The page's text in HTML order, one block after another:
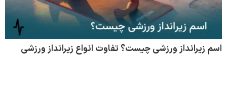
اسم زیرانداز ورزشی چیست؟ تفاوت انواع زیرانداز ورزشی